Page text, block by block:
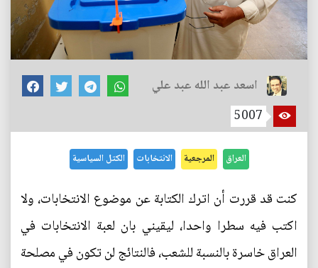
اسعد عبد الله عبد علي
5007
العراق المرجعية الانتخابات الكتل السياسية
كنت قد قررت أن اترك الكتابة عن موضوع الانتخابات، ولا
اكتب فيه سطرا واحدا، ليقيني بان لعبة الانتخابات في
العراق خاسرة بالنسبة للشعب، فالنتائج لن تكون في مصلحة